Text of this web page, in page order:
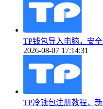
TP钱包导入电脑，安
2026-08-07 17:14:31
TP冷钱包注册教程，